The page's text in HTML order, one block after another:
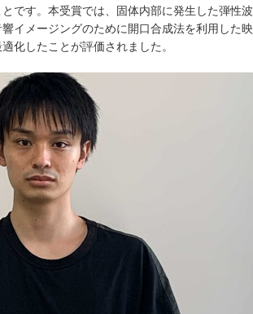
です。本受賞では、固体内部に発生した弾性波
イメージングのために開口合成法を利用した映
化したことが評価されました。